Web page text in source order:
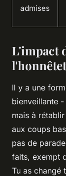
admises
L'impact
Il y a une
bienveillante
mais à
aux coups
pas de
faits, exempt
Tu as changé